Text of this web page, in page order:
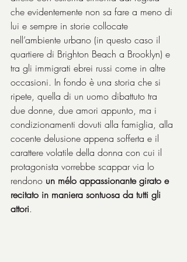
che evidentemente non sa fare a meno di
lui e sempre in storie collocate
nell’ambiente urbano (in questo caso il
quartiere di Brighton Beach a Brooklyn) e
tra gli immigrati ebrei russi come in altre
occasioni. In fondo è una storia che si
ripete, quella di un uomo dibattuto tra
due donne, due amori appunto, ma i
condizionamenti dovuti alla famiglia, alla
cocente delusione appena sofferta e il
carattere volatile della donna con cui il
protagonista vorrebbe scappar via lo
rendono un mélo appassionante girato e
recitato in maniera sontuosa da tutti gli
attori.